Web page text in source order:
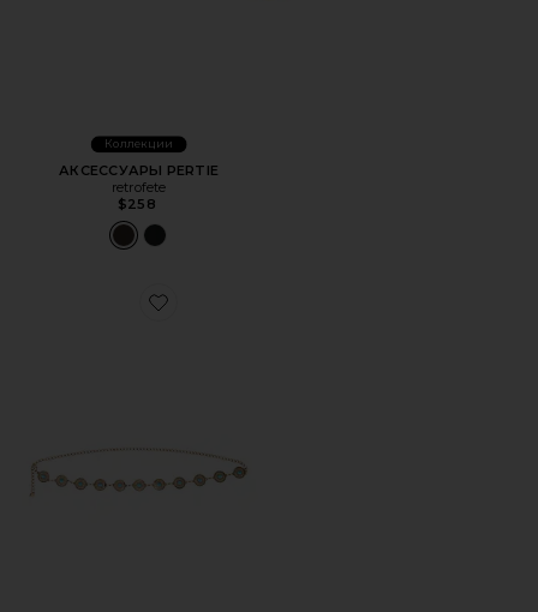
Коллекции
АКСЕССУАРЫ PERTIE
retrofete
$258
Favorite ПОЯС DIANE